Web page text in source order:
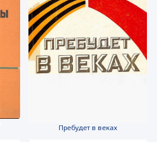
Пребудет в веках